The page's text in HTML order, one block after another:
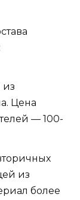
из
Цена
— 100-
из
более